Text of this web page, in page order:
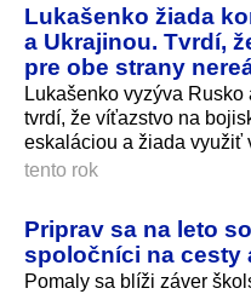
Lukašenko žiada
a Ukrajinou. Tvrdí,
pre obe strany
Lukašenko vyzýva
tvrdí, že víťazstvo na
eskaláciou a žiada využiť
tento rok
Priprav sa na leto
spoločníci na cesty
Pomaly sa blíži záver